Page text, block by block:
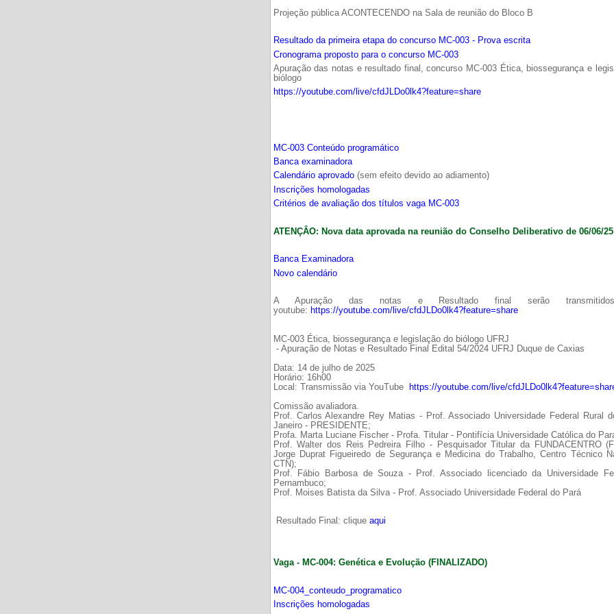
Projeção pública ACONTECENDO na Sala de reunião do Bloco B
Resultado da primeira etapa do concurso MC-003 - Prova escrita
Cronograma proposto para o concurso MC-003
Apuração das notas e resultado final, concurso MC-003 Ética, biossegurança e
biólogo
https://youtube.com/live/cfdJLDo0lk4?feature=share
MC-003 Conteúdo programático
Banca examinadora
Calendário aprovado(sem efeito devido ao adiamento)
Inscrições homologadas
Critérios de avaliação dos títulos vaga MC-003
ATENÇÂO: Nova data aprovada na reunião do Conselho Deliberativo de 06/06/25
Banca Examinadora
Novo calendário
A Apuração das notas e Resultado final serão
youtube: https://youtube.com/live/cfdJLDo0lk4?feature=share
MC-003 Ética, biossegurança e legislação do biólogo UFRJ
- Apuração de Notas e Resultado Final Edital 54/2024 UFRJ Duque de Caxias
Data: 14 de julho de 2025
Horário: 16h00
Local: Transmissão via YouTube
https://youtube.com/live/
Comissão avaliadora.
Prof. Carlos Alexandre Rey Matias - Prof. Associado Universidade Federal Rural
Janeiro - PRESIDENTE;
Profa. Marta Luciane Fischer - Profa. Titular - Pontifícia Universidade Católica do
Prof. Walter dos Reis Pedreira Filho - Pesquisador Titular da FUNDACENTRO
Jorge Duprat Figueiredo de Segurança e Medicina do Trabalho, Centro Técnico
CTN);
Prof. Fábio Barbosa de Souza - Prof. Associado licenciado da Universidade
Pernambuco;
Prof. Moises Batista da Silva - Prof. Associado Universidade Federal do Pará
Resultado Final: clique aqui
Vaga - MC-004: Genética e Evolução (FINALIZADO)
MC-004_conteudo_programatico
Inscrições homologadas